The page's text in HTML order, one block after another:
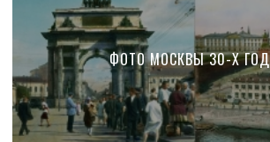
ФОТО МОСКВЫ 30-Х